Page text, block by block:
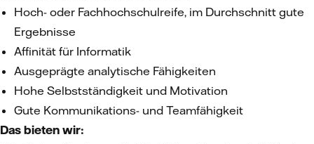
Hoch- oder Fachhochschulreife, im Durchschnitt gute
Ergebnisse
Affinität für Informatik
Ausgeprägte analytische Fähigkeiten
Hohe Selbstständigkeit und Motivation
Gute Kommunikations- und Teamfähigkeit
Das bieten wir: